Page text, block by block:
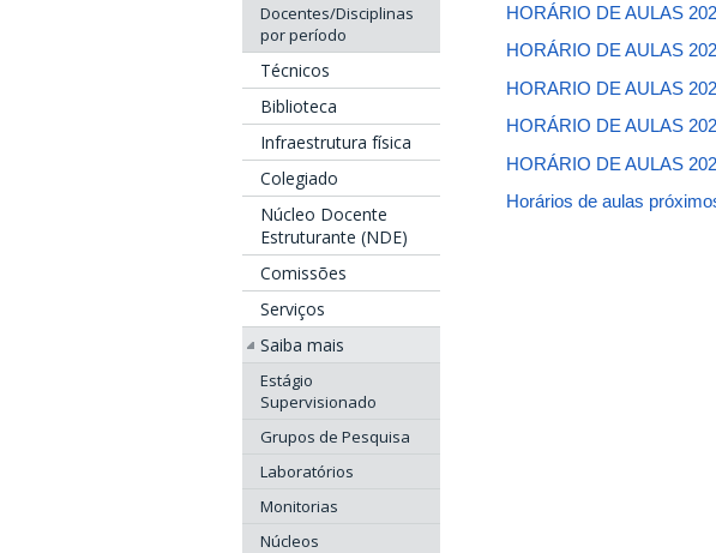
Docentes/Disciplinas
por período
Técnicos
Biblioteca
Infraestrutura física
Colegiado
Núcleo Docente
Estruturante (NDE)
Comissões
Serviços
Saiba mais
Estágio
Supervisionado
Grupos de Pesquisa
Laboratórios
Monitorias
Núcleos
HORÁRIO DE AULAS
HORÁRIO DE AULAS
HORARIO DE AULAS
HORÁRIO DE AULAS
HORÁRIO DE AULAS
Horários de aulas